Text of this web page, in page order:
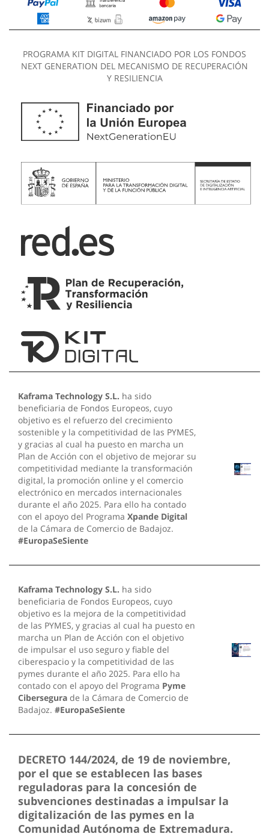
PROGRAMA KIT DIGITAL FINANCIADO POR LOS FONDOS
NEXT GENERATION DEL MECANISMO DE RECUPERACIÓN
Y RESILIENCIA
Kaframa Technology S.L. ha sido
beneficiaria de Fondos Europeos, cuyo
objetivo es el refuerzo del crecimiento
sostenible y la competitividad de las PYMES,
y gracias al cual ha puesto en marcha un
Plan de Acción con el objetivo de mejorar su
competitividad mediante la transformación
digital, la promoción online y el comercio
electrónico en mercados internacionales
durante el año 2025. Para ello ha contado
con el apoyo del Programa Xpande Digital
de la Cámara de Comercio de Badajoz.
#EuropaSeSiente
Kaframa Technology S.L. ha sido
beneficiaria de Fondos Europeos, cuyo
objetivo es la mejora de la competitividad
de las PYMES, y gracias al cual ha puesto en
marcha un Plan de Acción con el objetivo
de impulsar el uso seguro y fiable del
ciberespacio y la competitividad de las
pymes durante el año 2025. Para ello ha
contado con el apoyo del Programa Pyme
Cibersegura de la Cámara de Comercio de
Badajoz. #EuropaSeSiente
DECRETO 144/2024, de 19 de noviembre,
por el que se establecen las bases
reguladoras para la concesión de
subvenciones destinadas a impulsar la
digitalización de las pymes en la
Comunidad Autónoma de Extremadura.